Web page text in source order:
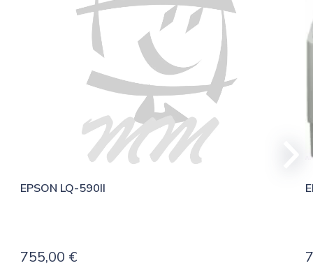
EPSON LQ-590II
755,00 €